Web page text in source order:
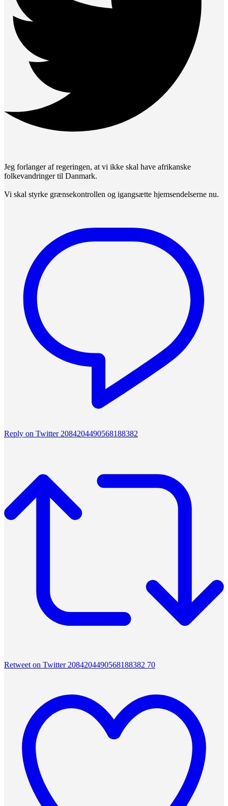
Jeg forlanger af regeringen, at vi ikke skal have afrikanske
folkevandringer til Danmark.
Vi skal styrke grænsekontrollen og igangsætte hjemsendelserne nu.
Reply on Twitter 2084204490568188382
Retweet on Twitter 2084204490568188382 70